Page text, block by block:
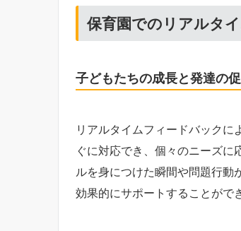
保育園でのリアルタ
子どもたちの成長と発達の
リアルタイムフィードバック
ぐに対応でき、個々のニーズに
ルを身につけた瞬間や問題行動
効果的にサポートすることがで